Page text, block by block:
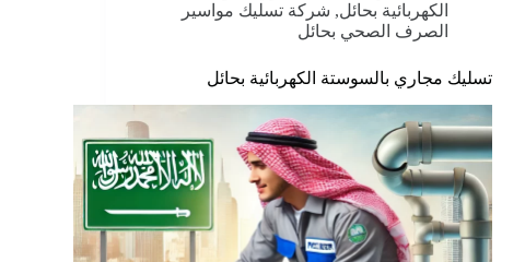
الكهربائية بحائل, شركة تسليك مواسير
الصرف الصحي بحائل
تسليك مجاري بالسوستة الكهربائية بحائل